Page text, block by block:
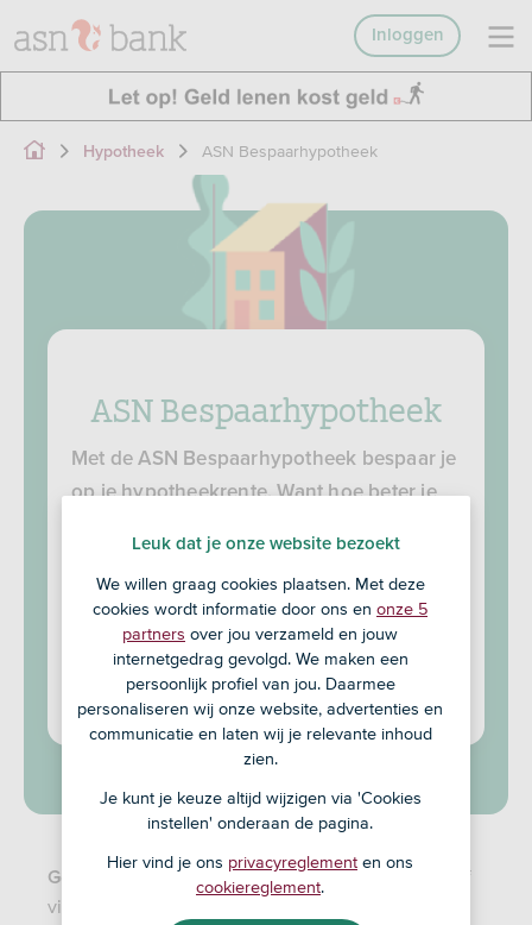
Inloggen
Hypotheek ASN Bespaarhypotheek
ASN Bespaarhypotheek
Met de ASN Bespaarhypotheek bespaar je
op je hypotheekrente. Want hoe beter je
daardoor in een hogere energiegroep valt.
We helpen je met het financieren van een
energiezuinig huis of je
duurzaamheidsplannen. Zo kun je ook
besparen op je energiekosten.
Goed om te weten:
de bespaarhypotheek sluit je af
via een adviseur. De adviseur vertelt je van tevoren
Leuk dat je onze website bezoekt
We willen graag cookies plaatsen. Met deze
cookies wordt informatie door ons en onze 5
partners over jou verzameld en jouw
internetgedrag gevolgd. We maken een
persoonlijk profiel van jou. Daarmee
personaliseren wij onze website, advertenties en
communicatie en laten wij je relevante inhoud
zien.
Je kunt je keuze altijd wijzigen via 'Cookies
instellen' onderaan de pagina.
Hier vind je ons privacyreglement en ons
cookiereglement.